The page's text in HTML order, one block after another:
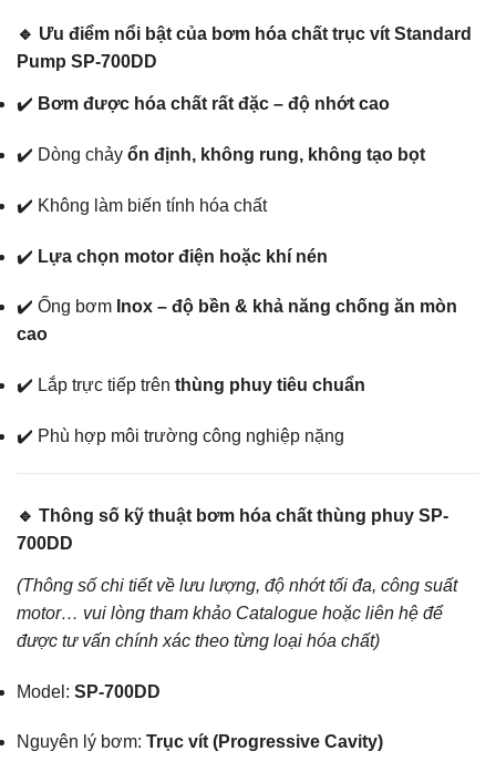
🔹 Ưu điểm nổi bật của bơm hóa chất trục vít Standard
Pump SP-700DD
✔️ Bơm được hóa chất rất đặc – độ nhớt cao
✔️ Dòng chảy ổn định, không rung, không tạo bọt
✔️ Không làm biến tính hóa chất
✔️ Lựa chọn motor điện hoặc khí nén
✔️ Ống bơm Inox – độ bền & khả năng chống ăn mòn
cao
✔️ Lắp trực tiếp trên thùng phuy tiêu chuẩn
✔️ Phù hợp môi trường công nghiệp nặng
🔹 Thông số kỹ thuật bơm hóa chất thùng phuy SP-
700DD
(Thông số chi tiết về lưu lượng, độ nhớt tối đa, công suất
motor… vui lòng tham khảo Catalogue hoặc liên hệ để
được tư vấn chính xác theo từng loại hóa chất)
Model: SP-700DD
Nguyên lý bơm: Trục vít (Progressive Cavity)